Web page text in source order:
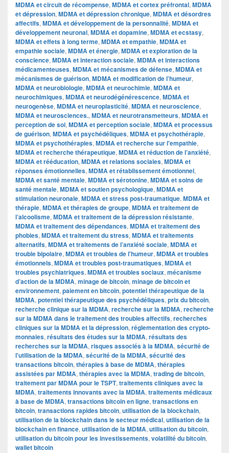
MDMA et circuit de récompense, MDMA et cortex préfrontal, MDMA
et dépression, MDMA et dépression chronique, MDMA et désordres
affectifs, MDMA et développement de la personnalité, MDMA et
développement neuronal, MDMA et dopamine, MDMA et ecstasy,
MDMA et effets à long terme, MDMA et empathie, MDMA et
empathie sociale, MDMA et énergie, MDMA et exploration de la
conscience, MDMA et interaction sociale, MDMA et interactions
médicamenteuses, MDMA et mécanismes de défense, MDMA et
mécanismes de guérison, MDMA et modification de l’humeur,
MDMA et neurobiologie, MDMA et neurochimie, MDMA et
neurochimiques, MDMA et neurodégénérescence, MDMA et
neurogenèse, MDMA et neuroplasticité, MDMA et neuroscience,
MDMA et neurosciences., MDMA et neurotransmetteurs, MDMA et
perception de soi, MDMA et perception sociale, MDMA et processus
de guérison, MDMA et psychédéliques, MDMA et psychothérapie,
MDMA et psychothérapies, MDMA et recherche sur l'empathie,
MDMA et recherche thérapeutique, MDMA et réduction de l’anxiété,
MDMA et rééducation, MDMA et relations sociales, MDMA et
réponses émotionnelles, MDMA et rétablissement émotionnel,
MDMA et santé mentale, MDMA et sérotonine, MDMA et soins de
santé mentale, MDMA et soutien psychologique, MDMA et
stimulation neuronale, MDMA et stress post-traumatique, MDMA et
thérapie, MDMA et thérapies de groupe, MDMA et traitement de
l’alcoolisme, MDMA et traitement de la dépression résistante,
MDMA et traitement des dépendances, MDMA et traitement des
phobies, MDMA et traitement du stress, MDMA et traitements
alternatifs, MDMA et traitements de l’anxiété sociale, MDMA et
trouble bipolaire, MDMA et troubles de l'humeur, MDMA et troubles
émotionnels, MDMA et troubles post-traumatiques, MDMA et
troubles psychiatriques, MDMA et troubles sociaux, mécanisme
d’action de la MDMA, minage de bitcoin, minage de bitcoin et
environnement, paiement en bitcoin, potentiel thérapeutique de la
MDMA, potentiel thérapeutique des psychédéliques, prix du bitcoin,
recherche clinique sur la MDMA, recherche sur la MDMA, recherche
sur la MDMA dans le traitement des troubles affectifs, recherches
cliniques sur la MDMA et la dépression, réglementation des crypto-
monnaies, résultats des études sur la MDMA, résultats des
recherches sur la MDMA, risques associés à la MDMA, sécurité de
l'utilisation de la MDMA, sécurité de la MDMA, sécurité des
transactions bitcoin, thérapies à base de MDMA, thérapies
assistées par MDMA, thérapies avec la MDMA, trading de bitcoin,
traitement par MDMA pour le TSPT, traitements cliniques avec la
MDMA, traitements innovants avec la MDMA, traitements médicaux
à base de MDMA, transactions bitcoin en ligne, transactions en
bitcoin, transactions rapides bitcoin, utilisation de la blockchain,
utilisation de la blockchain dans le secteur médical, utilisation de la
blockchain en finance, utilisation de la MDMA, utilisation du bitcoin,
utilisation du bitcoin pour les investissements, volatilité du bitcoin,
wallet bitcoin